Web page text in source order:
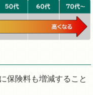
保険料も増減すること